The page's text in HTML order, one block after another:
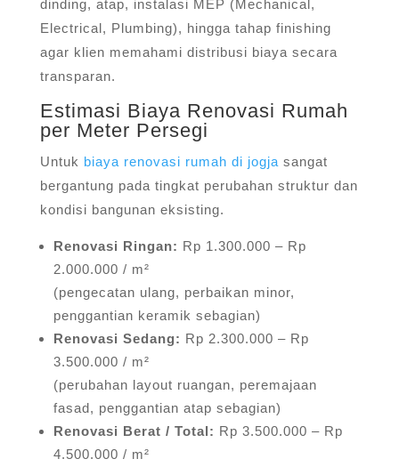
dinding, atap, instalasi MEP (Mechanical,
Electrical, Plumbing), hingga tahap finishing
agar klien memahami distribusi biaya secara
transparan.
Estimasi Biaya Renovasi Rumah
per Meter Persegi
Untuk biaya renovasi rumah di jogja sangat
bergantung pada tingkat perubahan struktur dan
kondisi bangunan eksisting.
Renovasi Ringan: Rp 1.300.000 – Rp
2.000.000 / m²
(pengecatan ulang, perbaikan minor,
penggantian keramik sebagian)
Renovasi Sedang: Rp 2.300.000 – Rp
3.500.000 / m²
(perubahan layout ruangan, peremajaan
fasad, penggantian atap sebagian)
Renovasi Berat / Total: Rp 3.500.000 – Rp
4.500.000 / m²